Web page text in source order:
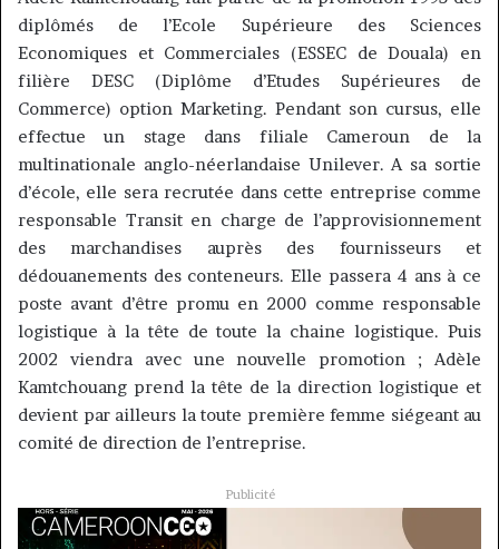
diplômés de l’Ecole Supérieure des Sciences
Economiques et Commerciales (ESSEC de Douala) en
filière DESC (Diplôme d’Etudes Supérieures de
Commerce) option Marketing. Pendant son cursus, elle
effectue un stage dans filiale Cameroun de la
multinationale anglo-néerlandaise Unilever. A sa sortie
d’école, elle sera recrutée dans cette entreprise comme
responsable Transit en charge de l’approvisionnement
des marchandises auprès des fournisseurs et
dédouanements des conteneurs. Elle passera 4 ans à ce
poste avant d’être promu en 2000 comme responsable
logistique à la tête de toute la chaine logistique. Puis
2002 viendra avec une nouvelle promotion ; Adèle
Kamtchouang prend la tête de la direction logistique et
devient par ailleurs la toute première femme siégeant au
comité de direction de l’entreprise.
Publicité